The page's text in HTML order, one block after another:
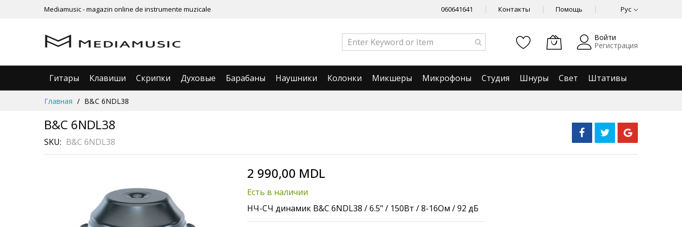
Mediamusic - magazin online de instrumente muzicale 060641641 Контакты Помощь Рус
Войти
Регистрация
Гитары Клавиши Скрипки Духовые Барабаны Наушники Колонки Микшеры Микрофоны Студия Шнуры Свет
Штативы
Главная B&C 6NDL38
B&C 6NDL38
SKU B&C 6NDL38
2 990,00 MDL
Есть в наличии
НЧ-СЧ динамик B&C 6NDL38 / 6.5" / 150Вт / 8-16Ом / 92 дБ